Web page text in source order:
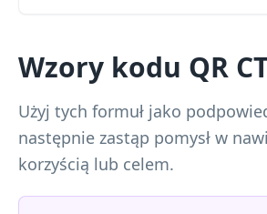
Wzory kodu QR
Użyj tych formuł jako
następnie zastąp pomysł w
korzyścią lub celem.